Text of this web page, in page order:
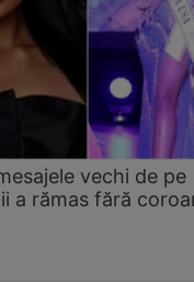
vechi de pe
a rămas fără